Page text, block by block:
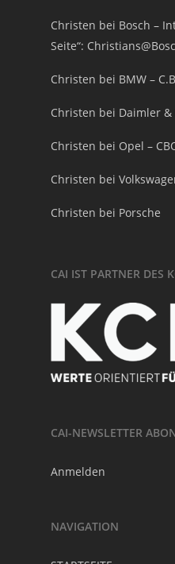
Christen bei Bosch –
Seite“:
Christen bei BMW –
Christen bei Daimler &
Christen bei Opel –
Christen bei
Christen bei Porsche
CAI IST PARTNER DES
CAI-NEWSLETTER
Anmelden
NAVIGATION